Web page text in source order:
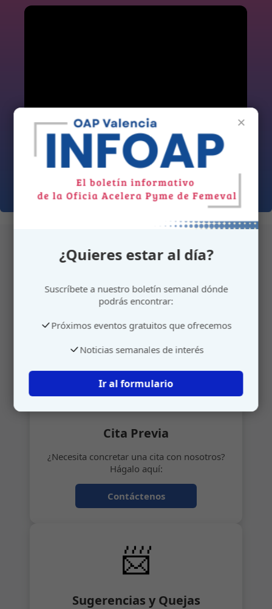
Gestione su cita o envíenos sus sugerencias de
📅
Cita Previa
¿Necesita concretar una cita con nosotros?
Hágalo aquí:
Contáctenos
📨
Sugerencias y Quejas
×
¿Quieres estar al día?
Suscríbete a nuestro boletín semanal dónde
podrás encontrar:
Próximos eventos gratuitos que ofrecemos
Noticias semanales de interés
Ir al formulario